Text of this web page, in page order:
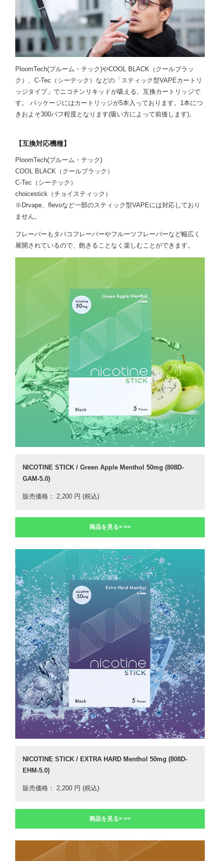
PloomTech(プルーム・テック)やCOOL BLACK（クールブラッ
ク）、C-Tec（シーテック）などの「スティック型VAPEカートリ
ッジタイプ」でニコチンリキッドが吸える、互換カートリッジで
す。 パッケージにはカートリッジが5本入っております。1本につ
きおよそ300パフ程度となります(吸い方によって前後します)。
【互換対応機種】
PloomTech(プルーム・テック)
COOL BLACK（クールブラック）
C-Tec（シーテック）
choicestick（チョイスティック）
※Drvape、flevoなど一部のスティック型VAPEには対応しており
ません。
フレーバーもタバコフレーバーやフルーツフレーバーなど幅広く
展開されているので、飽きることなく楽しむことができます。
NICOTINE STICK / Green Apple Menthol 50mg (808D-
GAM-5.0)
販売価格： 2,200 円 (税込)
商品を見る> >>
NICOTINE STICK / EXTRA HARD Menthol 50mg (808D-
EHM-5.0)
販売価格： 2,200 円 (税込)
商品を見る> >>